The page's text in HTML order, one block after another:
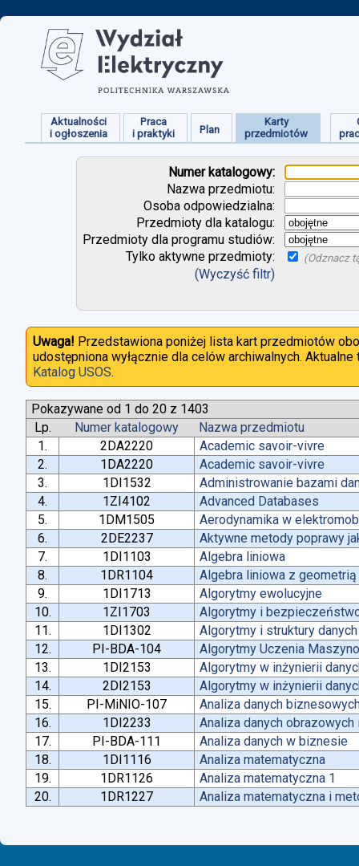
Aktualności
i ogłoszenia
Praca
i praktyki
Plan
Karty
przedmiotów
Numer katalogowy:
Nazwa przedmiotu:
Osoba odpowiedzialna:
Przedmioty dla katalogu:
Przedmioty dla programu studiów:
Tylko aktywne przedmioty:
(Odznacz
(Wyczyść filtr)
Uwaga! Przedstawiona poniżej lista kart przedmiotów
udostępniona wyłącznie dla celów archiwalnych.
Katalog USOS.
Pokazywane od 1 do 20 z 1403
Lp.
Numer katalogowy
Nazwa przedmiotu
1.
2DA2220
Academic savoir-vivre
2.
1DA2220
Academic savoir-vivre
3.
1DI1532
Administrowanie bazami
4.
1ZI4102
Advanced Databases
5.
1DM1505
Aerodynamika w
6.
2DE2237
Aktywne metody poprawy
7.
1DI1103
Algebra liniowa
8.
1DR1104
Algebra liniowa z geometrią
9.
1DI1713
Algorytmy ewolucyjne
10.
1ZI1703
Algorytmy i
11.
1DI1302
Algorytmy i struktury danych
12.
PI-BDA-104
Algorytmy Uczenia
13.
1DI2153
Algorytmy w inżynierii
14.
2DI2153
Algorytmy w inżynierii
15.
PI-MiNIO-107
Analiza danych
16.
1DI2233
Analiza danych
17.
PI-BDA-111
Analiza danych w biznesie
18.
1DI1116
Analiza matematyczna
19.
1DR1126
Analiza matematyczna 1
20.
1DR1227 Analiza matematyczna i